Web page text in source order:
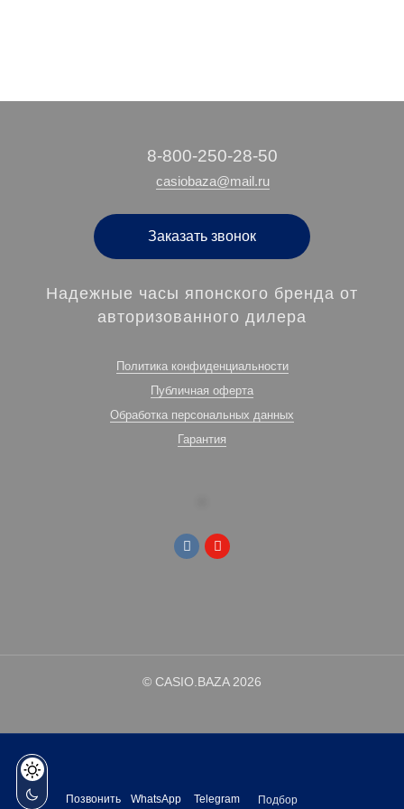
‭8-800-250-28-50
casiobaza@mail.ru
Заказать звонок
Надежные часы японского бренда от
авторизованного дилера
Политика конфиденциальности
Публичная оферта
Обработка персональных данных
Гарантия
© CASIO.BAZA 2026
Позвонить WhatsApp Telegram
Подбор